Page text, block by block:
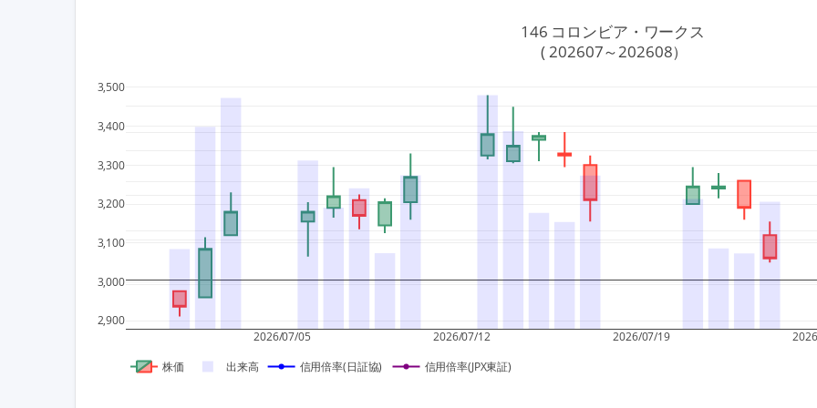
2026/07/05 2026/07/12 2026/07/19
2,900
3,000
3,100
3,200
3,300
3,400
3,500
株価 出来高 信用倍率(日証協) 信用倍率(JPX東証)
146 コロンビア・ワークス
( 202607～202608）